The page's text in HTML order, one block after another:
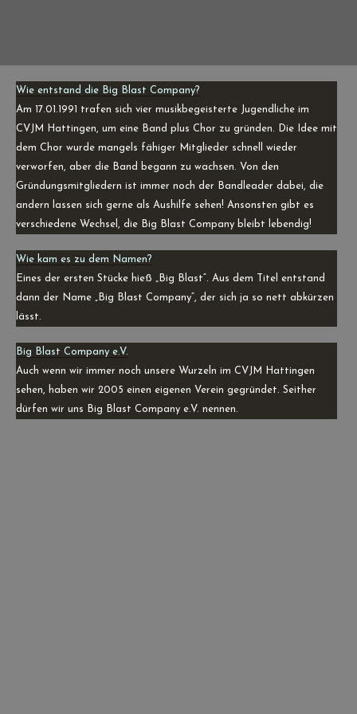
Termine
Medien
Info
Story
Wie entstand die Big Blast Company?
Am 17.01.1991 trafen sich vier musikbegeisterte Jugendliche im
CVJM Hattingen, um eine Band plus Chor zu gründen. Die Idee mit
dem Chor wurde mangels fähiger Mitglieder schnell wieder
verworfen, aber die Band begann zu wachsen. Von den
Gründungsmitgliedern ist immer noch der Bandleader dabei, die
andern lassen sich gerne als Aushilfe sehen! Ansonsten gibt es
verschiedene Wechsel, die Big Blast Company bleibt lebendig!
Wie kam es zu dem Namen?
Eines der ersten Stücke hieß „Big Blast“. Aus dem Titel entstand
dann der Name „Big Blast Company“, der sich ja so nett abkürzen
lässt.
Big Blast Company e.V.
Auch wenn wir immer noch unsere Wurzeln im CVJM Hattingen
sehen, haben wir 2005 einen eigenen Verein gegründet. Seither
dürfen wir uns Big Blast Company e.V. nennen.